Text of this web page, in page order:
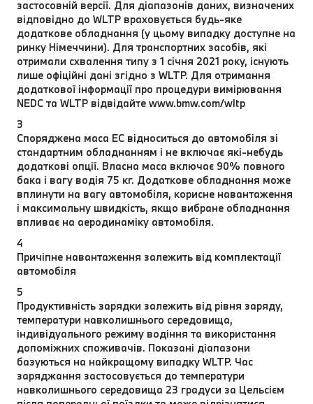
застосовній версії. Для діапазонів даних, визначених
відповідно до WLTP враховується будь-яке
додаткове обладнання (у цьому випадку доступне на
ринку Німеччини). Для транспортних засобів, які
отримали схвалення типу з 1 січня 2021 року, існують
лише офіційні дані згідно з WLTP. Для отримання
додаткової інформації про процедури вимірювання
NEDC та WLTP відвідайте www.bmw.com/wltp
3
Споряджена маса EC відноситься до автомобіля зі
стандартним обладнанням і не включає які-небудь
додаткові опції. Власна маса включає 90% повного
бака і вагу водія 75 кг. Додаткове обладнання може
вплинути на вагу автомобіля, корисне навантаження
і максимальну швидкість, якщо вибране обладнання
впливає на аеродинаміку автомобіля.
4
Причіпне навантаження залежить від комплектації
автомобіля
5
Продуктивність зарядки залежить від рівня заряду,
температури навколишнього середовища,
індивідуального режиму водіння та використання
допоміжних споживачів. Показані діапазони
базуються на найкращому випадку WLTP. Час
заряджання застосовується до температури
навколишнього середовища 23 градуси за Цельсієм